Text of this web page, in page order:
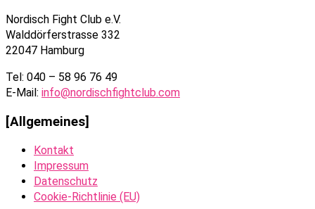
Nordisch Fight Club e.V.
Walddörferstrasse 332
22047 Hamburg
Tel: 040 – 58 96 76 49
E-Mail: info@nordischfightclub.com
[Allgemeines]
Kontakt
Impressum
Datenschutz
Cookie-Richtlinie (EU)